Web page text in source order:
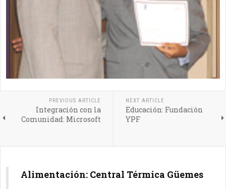
PREVIOUS ARTICLE
Integración con la
Comunidad: Microsoft
NEXT ARTICLE
Educación: Fundación
YPF
Alimentación: Central Térmica Güemes